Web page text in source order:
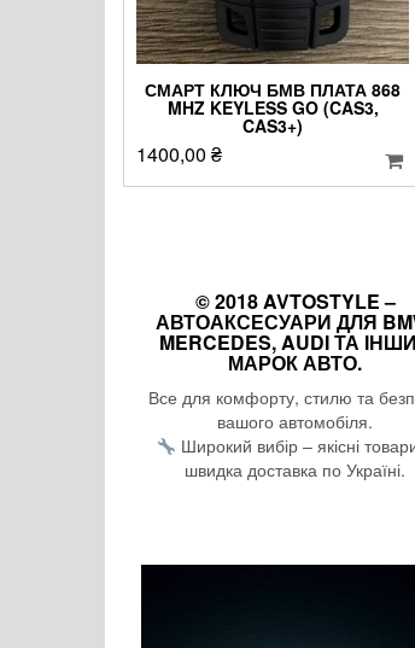
СМАРТ КЛЮЧ БМВ ПЛАТА 868
MHZ KEYLESS GO (CAS3,
CAS3+)
1400,00 ₴
© 2018 AVTOSTYLE –
АВТОАКСЕСУАРИ ДЛЯ
MERCEDES, AUDI ТА
МАРОК АВТО.
Все для комфорту, стилю та
вашого автомобіля.
Широкий вибір – якісні
швидка доставка по Україні.